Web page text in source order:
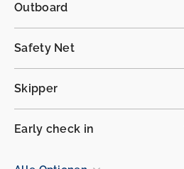
Outboard
Safety Net
Skipper
Early check in